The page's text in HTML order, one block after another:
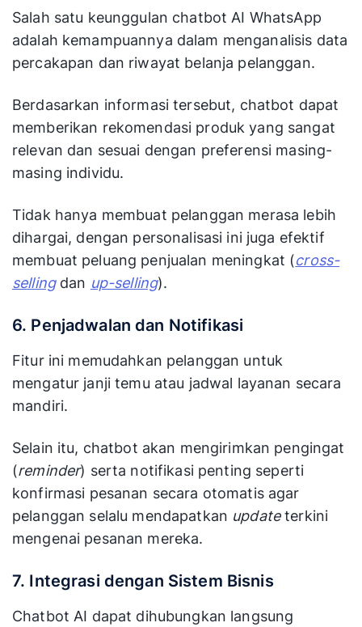
Salah satu keunggulan chatbot AI WhatsApp
adalah kemampuannya dalam menganalisis data
percakapan dan riwayat belanja pelanggan.
Berdasarkan informasi tersebut, chatbot dapat
memberikan rekomendasi produk yang sangat
relevan dan sesuai dengan preferensi masing-
masing individu.
Tidak hanya membuat pelanggan merasa lebih
dihargai, dengan personalisasi ini juga efektif
membuat peluang penjualan meningkat (cross-
sellingdan up-selling).
6. Penjadwalan dan Notifikasi
Fitur ini memudahkan pelanggan untuk
mengatur janji temu atau jadwal layanan secara
mandiri.
Selain itu, chatbot akan mengirimkan pengingat
(reminder) serta notifikasi penting seperti
konfirmasi pesanan secara otomatis agar
pelanggan selalu mendapatkan updateterkini
mengenai pesanan mereka.
7. Integrasi dengan Sistem Bisnis
Chatbot AI dapat dihubungkan langsung